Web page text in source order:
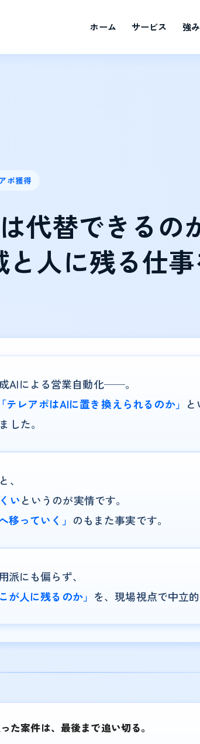
ホーム サービス 強み
ポ獲得
代替できるの
人に残る仕
AIによる営業自動化──。
「テレアポはAIに置き換えられるのか」
した。
、
いというのが実情です。
移っていく」 のもまた事実です。
にも偏らず、
が人に残るのか」 を、現場視点で中立
た案件は、最後まで追い切る。